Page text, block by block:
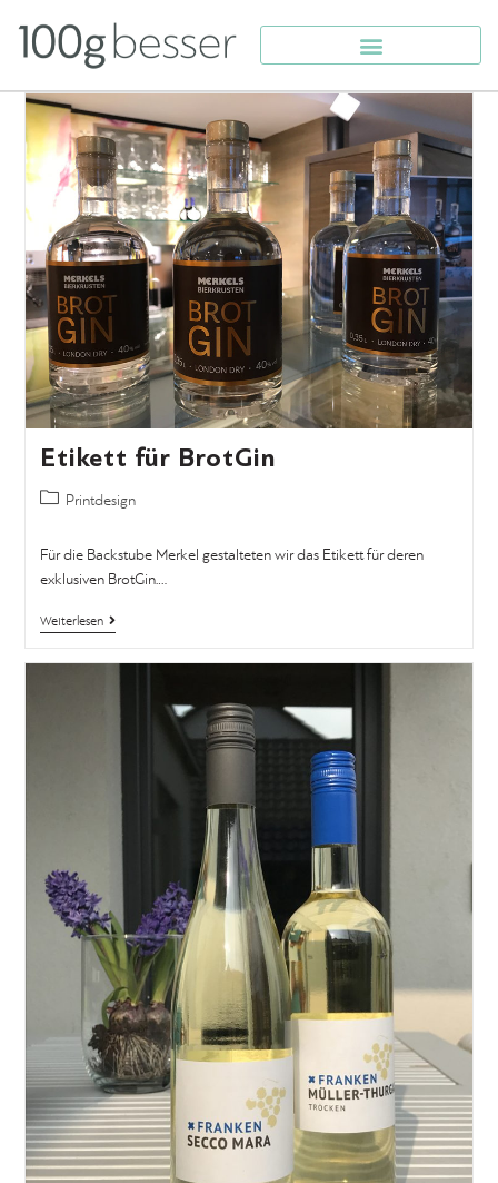
Etikett für BrotGin
Printdesign
Für die Backstube Merkel gestalteten wir das Etikett für deren
exklusiven BrotGin.…
Weiterlesen